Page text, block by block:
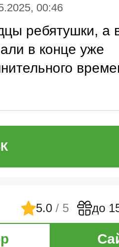
00:46
ребятушки, а
в конце уже
5.0 / 5 до